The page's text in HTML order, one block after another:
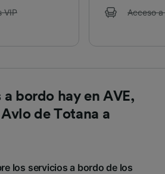
VIP Acceso a
a bordo hay en AVE,
de Totana a
los servicios a bordo de los